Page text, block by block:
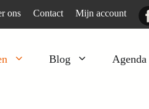
ons Contact Mijn account
Blog Agenda